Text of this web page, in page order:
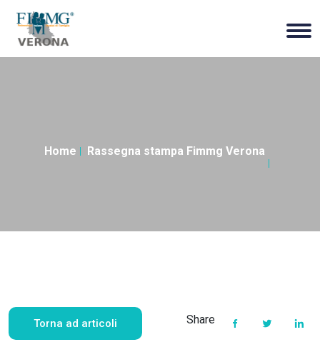
Home Rassegna stampa Fimmg Verona
Torna ad articoli Share